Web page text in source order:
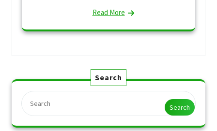
Read More
Search
Search